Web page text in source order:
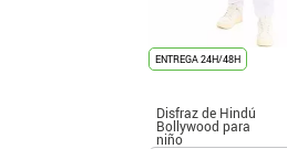
ENTREGA 24H/48H
Disfraz de Hindú
Bollywood para
niño